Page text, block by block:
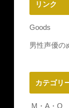
リンク
Goods
男性声優の
カテゴリ
M・A・O